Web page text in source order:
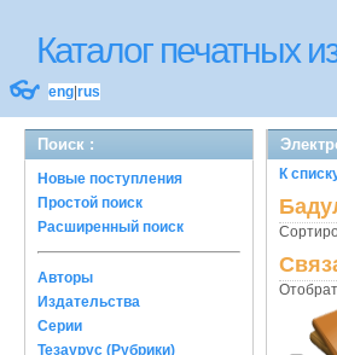
Каталог печатных
👓 eng rus
Поиск :
Новые поступления
Простой поиск
Расширенный поиск
Авторы
Издательства
Серии
Тезаурус (Рубрики)
К